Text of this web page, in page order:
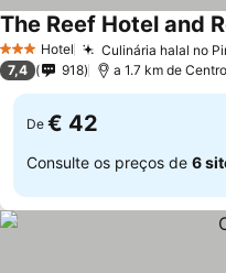
3 EstrelasHotel Culinária halal no
The Reef Hotel and
7,4 918 a 1.7 km de
De € 42
Consulte os preços de 6